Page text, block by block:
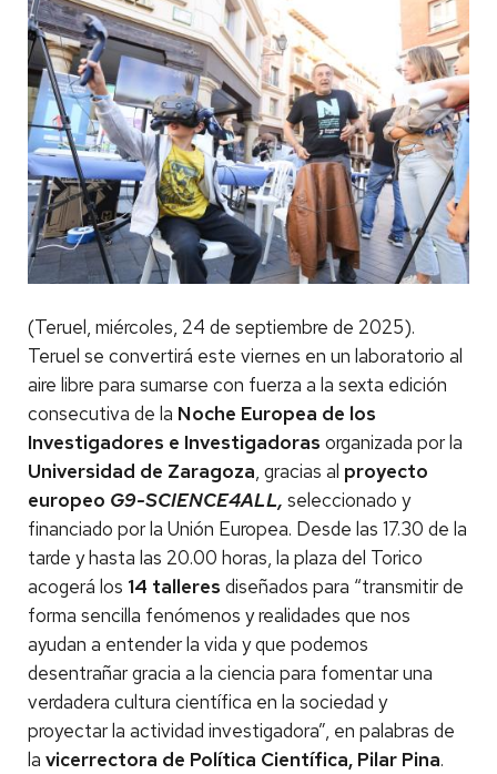
(Teruel, miércoles, 24 de septiembre de 2025).
Teruel se convertirá este viernes en un laboratorio al
aire libre para sumarse con fuerza a la sexta edición
consecutiva de la Noche Europea de los
Investigadores e Investigadoras organizada por la
Universidad de Zaragoza, gracias al proyecto
europeo G9-SCIENCE4ALL, seleccionado y
financiado por la Unión Europea. Desde las 17.30 de la
tarde y hasta las 20.00 horas, la plaza del Torico
acogerá los 14 talleres diseñados para “transmitir de
forma sencilla fenómenos y realidades que nos
ayudan a entender la vida y que podemos
desentrañar gracia a la ciencia para fomentar una
verdadera cultura científica en la sociedad y
proyectar la actividad investigadora”, en palabras de
la vicerrectora de Política Científica, Pilar Pina.